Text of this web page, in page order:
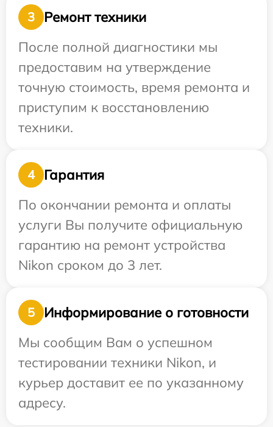
3
Ремонт техники
После полной диагностики мы
предоставим на утверждение
точную стоимость, время ремонта и
приступим к восстановлению
техники.
4
Гарантия
По окончании ремонта и оплаты
услуги Вы получите официальную
гарантию на ремонт устройства
Nikon сроком до 3 лет.
5
Информирование о готовности
Мы сообщим Вам о успешном
тестировании техники Nikon, и
курьер доставит ее по указанному
адресу.